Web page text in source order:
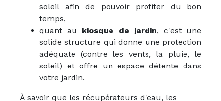
soleil afin de pouvoir profiter du bon
temps,
quant au kiosque de jardin, c'est une
solide structure qui donne une protection
adéquate (contre les vents, la pluie, le
soleil) et offre un espace détente dans
votre jardin.
À savoir que les récupérateurs d'eau, les